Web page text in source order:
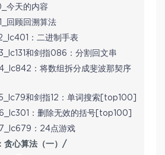
今天的内容
回顾回溯算法
：二进制手表
和剑指086：分割回文串
：将数组拆分成斐波那契序
和剑指12：单词搜索[top100]
：删除无效的括号[top100]
：24点游戏
贪心算法（一）/